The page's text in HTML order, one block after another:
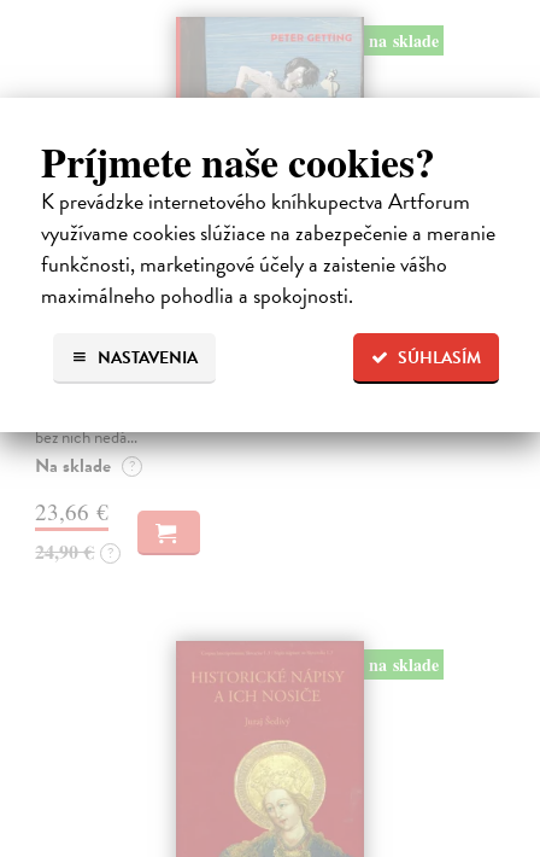
Príjmete naše cookies?
K prevádzke internetového kníhkupectva Artforum
využívame cookies slúžiace na zabezpečenie a meranie
funkčnosti, marketingové účely a zaistenie vášho
maximálneho pohodlia a spokojnosti.
SÚHLASÍM
NASTAVENIA
na sklade
Studne mútne
Sú ikonickými postavami našej kultúry. Postavili im sochy a
pomenovali po nich ulice, majú svoje nespochybniteľné miesto v
bez nich nedá…
Na sklade ?
23,66 €
24,90 € ?
na sklade